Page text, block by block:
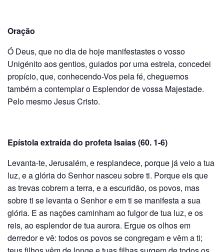
Oração
Ó Deus, que no dia de hoje manifestastes o vosso
Unigénito aos gentios, guiados por uma estrela, concedei
propício, que, conhecendo-Vos pela fé, che­guemos
também a contemplar o Esplendor de vossa Majestade.
Pelo mesmo Jesus Cristo.
Epístola extraída do profeta Isaias (60. 1-6)
Levanta-te, Jerusalém, e resplan­dece, porque já veio a tua
luz, e a glória do Senhor nasceu sobre ti. Porque eis que
as trevas cobrem a terra, e a escuridão, os povos, mas
sobre ti se levanta o Senhor e em ti se manifesta a sua
glória. E as nações caminham ao fulgor de tua luz, e os
reis, ao esplendor de tua aurora. Ergue os olhos em
derredor e vê: todos os povos se congregam e vêm a ti;